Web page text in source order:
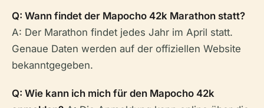
Q: Wann findet der Mapocho 42k Marathon statt?
A: Der Marathon findet jedes Jahr im April statt.
Genaue Daten werden auf der offiziellen Website
bekanntgegeben.
Q: Wie kann ich mich für den Mapocho 42k